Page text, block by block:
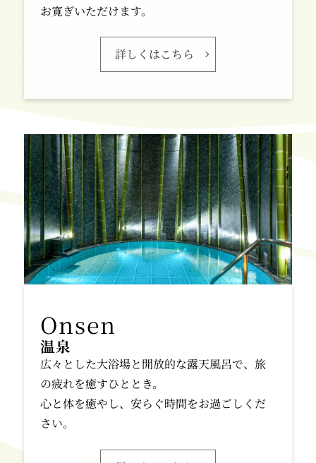
お寛ぎいただけます。
詳しくはこちら
温泉
広々とした大浴場と開放的な露天風呂で、旅
の疲れを癒すひととき。
心と体を癒やし、安らぐ時間をお過ごしくだ
さい。